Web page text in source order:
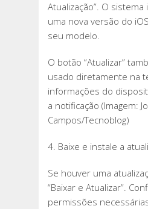
Atualização”. O
uma nova versão do
seu modelo.
O botão “Atualizar”
usado diretamente na
informações do
a notificação (Imagem:
Campos/Tecnoblog)
4. Baixe e instale a
Se houver uma
“Baixar e Atualizar”.
permissões